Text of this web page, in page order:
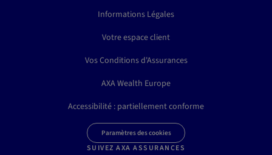
Informations Légales
Votre espace client
Vos Conditions d'Assurances
AXA Wealth Europe
Accessibilité : partiellement conforme
Paramètres des cookies
SUIVEZ AXA ASSURANCES